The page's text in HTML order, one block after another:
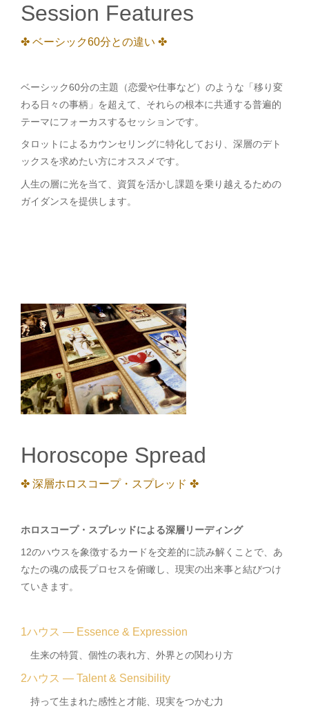
Session Features
✤ ベーシック60分との違い ✤
ベーシック60分の主題（恋愛や仕事など）のような「移り変
わる日々の事柄」を超えて、それらの根本に共通する普遍的
テーマにフォーカスするセッションです。
タロットによるカウンセリングに特化しており、深層のデト
ックスを求めたい方にオススメです。
人生の層に光を当て、資質を活かし課題を乗り越えるための
ガイダンスを提供します。
Horoscope Spread
✤ 深層ホロスコープ・スプレッド ✤
ホロスコープ・スプレッドによる深層リーディング
12のハウスを象徴するカードを交差的に読み解くことで、あ
なたの魂の成長プロセスを俯瞰し、現実の出来事と結びつけ
ていきます。
1ハウス — Essence & Expression
生来の特質、個性の表れ方、外界との関わり方
2ハウス — Talent & Sensibility
持って生まれた感性と才能、現実をつかむ力